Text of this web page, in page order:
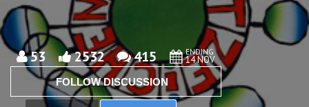
53 2532 415 ENDING
14 NOV
FOLLOW DISCUSSION